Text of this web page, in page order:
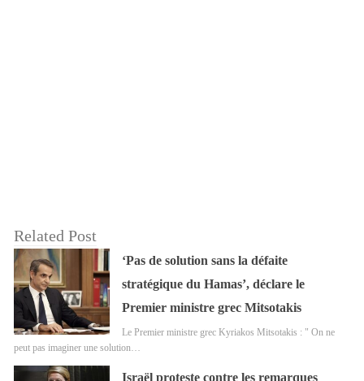
Related Post
‘Pas de solution sans la défaite
stratégique du Hamas’, déclare le
Premier ministre grec Mitsotakis
Le Premier ministre grec Kyriakos Mitsotakis : " On ne
peut pas imaginer une solution…
Israël proteste contre les remarques